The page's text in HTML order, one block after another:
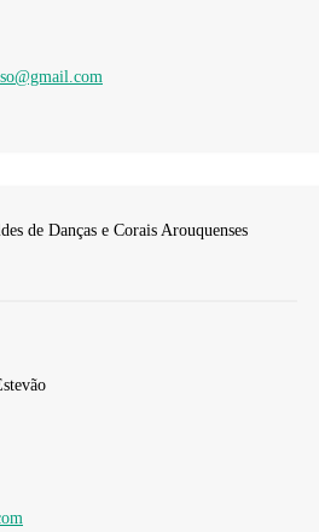
de Danças e Corais Arouquenses